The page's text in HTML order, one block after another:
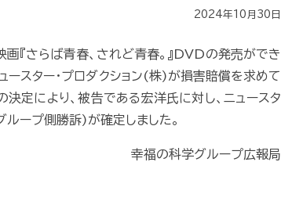
2024年10月30日
さらば青春、されど青春。』DVDの発売ができ
ースター・プロダクション(株)が損害賠償を求めて
により、被告である宏洋氏に対し、ニュースタ
ープ側勝訴)が確定しました。
幸福の科学グループ広報局